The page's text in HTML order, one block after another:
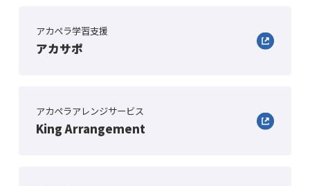
アカペラ学習支援
アカサポ
アカペラアレンジサービス
King Arrangement